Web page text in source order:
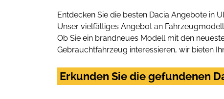
Entdecken Sie die besten Dacia Angebote in
Unser vielfältiges Angebot an
Ob Sie ein brandneues Modell mit den
Gebrauchtfahrzeug interessieren, wir bieten
Erkunden Sie die gefundenen